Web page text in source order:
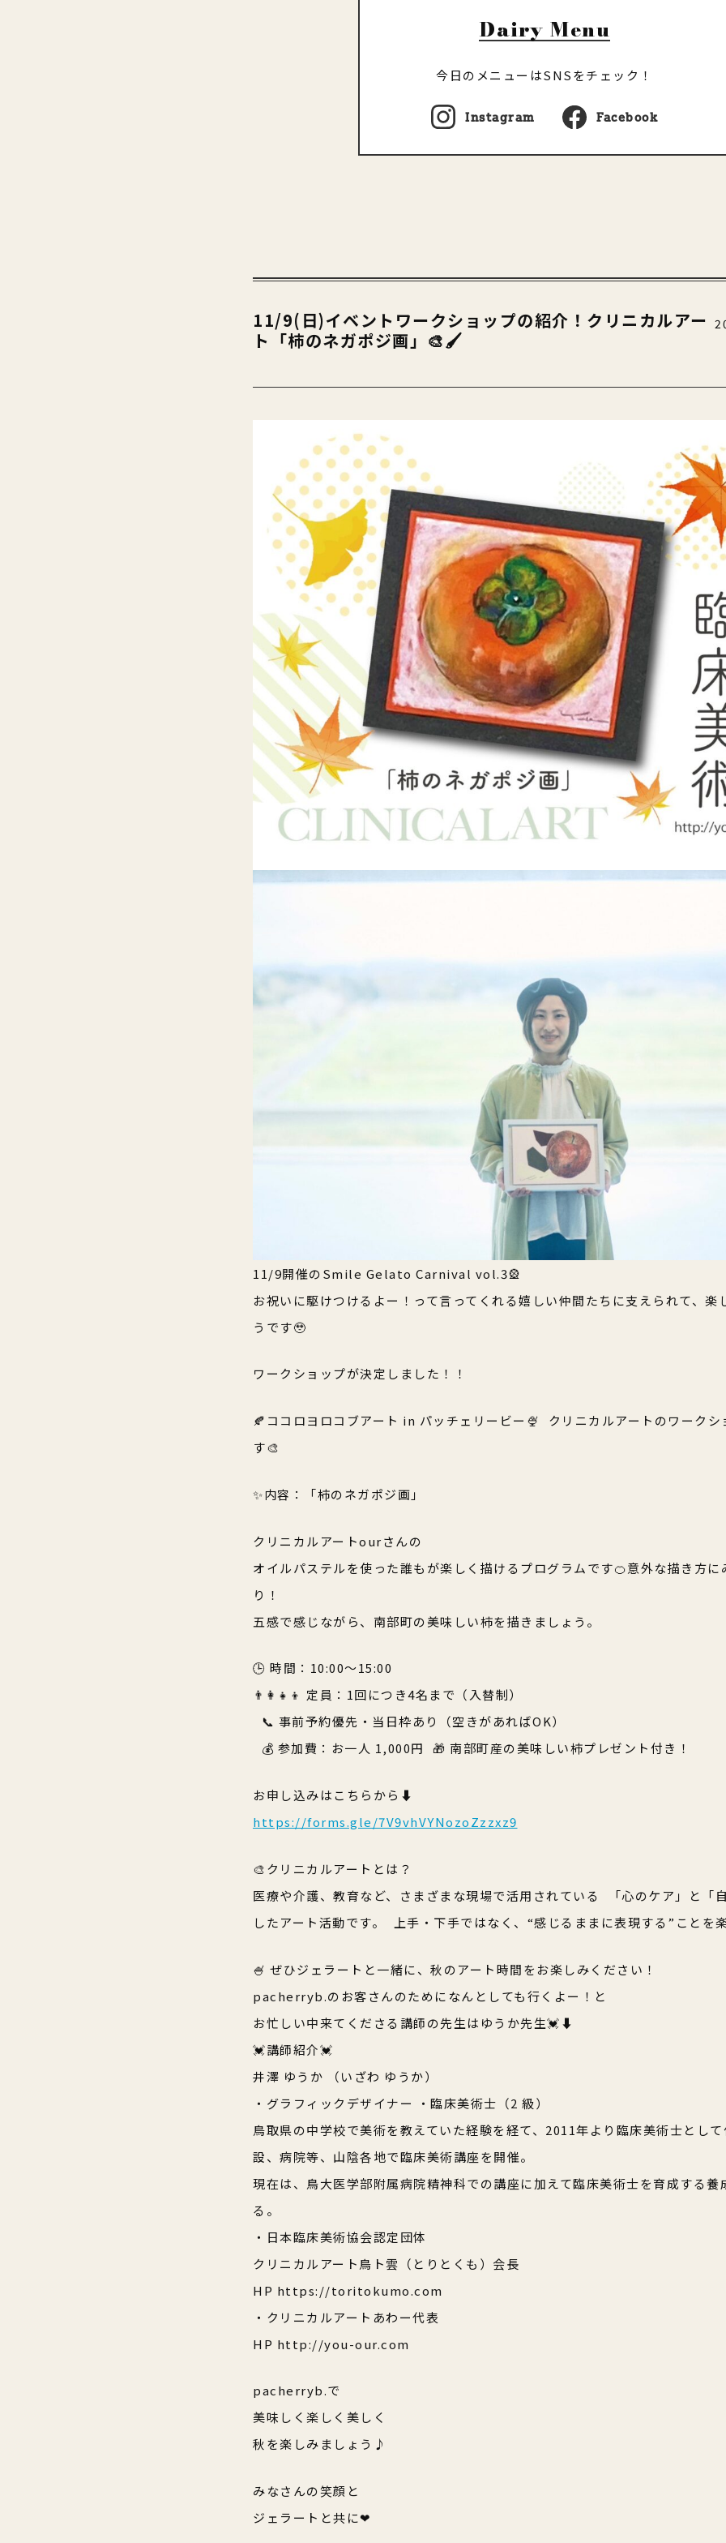
Dairy Menu
今日のメニューはSNSをチェック！
Instagram Facebook
11/9(日)イベントワークショップの紹介！クリニカルアー
ト「柿のネガポジ画」🎨🖌
11/9開催のSmile Gelato Carnival vol.3🎡
お祝いに駆けつけるよー！って言ってくれる嬉しい仲間たちに支えられて、楽
うです🥹
ワークショップが決定しました！！
🍂ココロヨロコブアート in パッチェリービー🍨 クリニカルアートのワークシ
す🎨
✨内容：「柿のネガポジ画」
クリニカルアートourさんの
オイルパステルを使った誰もが楽しく描けるプログラムです🍊意外な描き方に
り！
五感で感じながら、南部町の美味しい柿を描きましょう。
🕒 時間：10:00〜15:00
👨‍👩‍👧‍👦 定員：1回につき4名まで（入替制）
📞 事前予約優先・当日枠あり（空きがあればOK）
💰 参加費：お一人 1,000円 🎁 南部町産の美味しい柿プレゼント付き！
お申し込みはこちらから⬇️
https://forms.gle/7V9vhVYNozoZzzxz9
🎨クリニカルアートとは？
医療や介護、教育など、さまざまな現場で活用されている 「心のケア」と「
したアート活動です。 上手・下手ではなく、“感じるままに表現する”ことを
🍧 ぜひジェラートと一緒に、秋のアート時間をお楽しみください！
pacherryb.のお客さんのためになんとしても行くよー！と
お忙しい中来てくださる講師の先生はゆうか先生💓⬇️
💓講師紹介💓
井澤 ゆうか （いざわ ゆうか）
・グラフィックデザイナー ・臨床美術士（2 級）
鳥取県の中学校で美術を教えていた経験を経て、2011年より臨床美術士とし
設、病院等、山陰各地で臨床美術講座を開催。
現在は、鳥大医学部附属病院精神科での講座に加えて臨床美術士を育成する養
る。
・日本臨床美術協会認定団体
クリニカルアート鳥ト雲（とりとくも）会長
HP https://toritokumo.com
・クリニカルアートあわー代表
HP http://you-our.com
pacherryb.で
美味しく楽しく美しく
秋を楽しみましょう♪
みなさんの笑顔と
ジェラートと共に❤︎